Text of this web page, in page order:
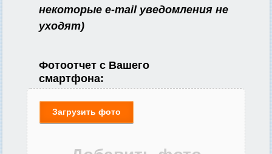
некоторые e-mail уведомления не
уходят)
Фотоотчет с Вашего
смартфона:
Загрузить фото